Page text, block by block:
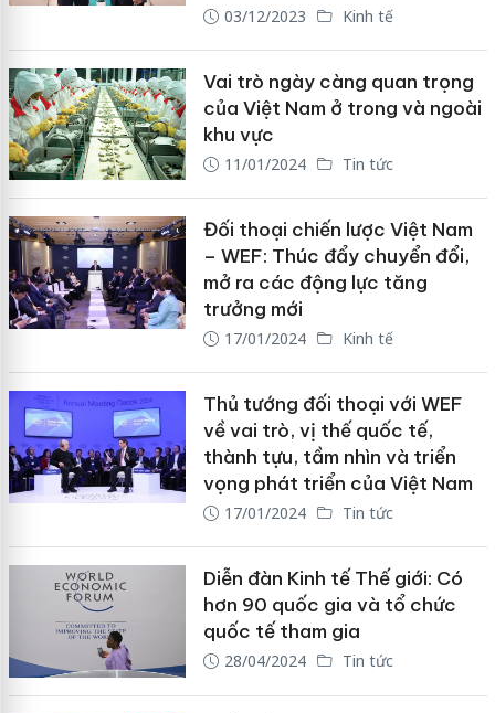
03/12/2023 Kinh tế
Vai trò ngày càng quan trọng
của Việt Nam ở trong và ngoài
khu vực
11/01/2024 Tin tức
Đối thoại chiến lược Việt Nam
– WEF: Thúc đẩy chuyển đổi,
mở ra các động lực tăng
trưởng mới
17/01/2024 Kinh tế
Thủ tướng đối thoại với WEF
về vai trò, vị thế quốc tế,
thành tựu, tầm nhìn và triển
vọng phát triển của Việt Nam
17/01/2024 Tin tức
Diễn đàn Kinh tế Thế giới: Có
hơn 90 quốc gia và tổ chức
quốc tế tham gia
28/04/2024 Tin tức